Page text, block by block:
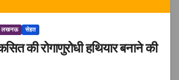
लखनऊ सेहत
की रोगाणुरोधी हथियार बनाने की